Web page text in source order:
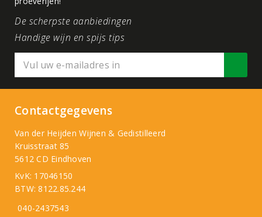
De scherpste aanbiedingen
Handige wijn en spijs tips
Contactgegevens
Van der Heijden Wijnen & Gedistilleerd
Kruisstraat 85
5612 CD Eindhoven
KvK: 17046150
BTW: 8122.85.244
040-2437543